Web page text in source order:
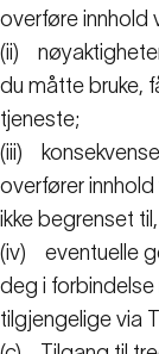
overføre innhold
(ii)
du måtte bruke,
tjeneste;
(iii)
overfører
ikke begrenset
(iv)
eventuelle
deg i
tilgjengelige via